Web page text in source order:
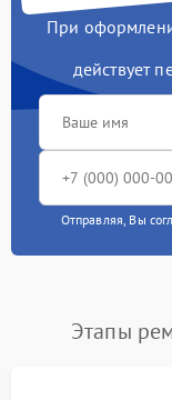
При
действует
Отправляя, Вы
Этапы